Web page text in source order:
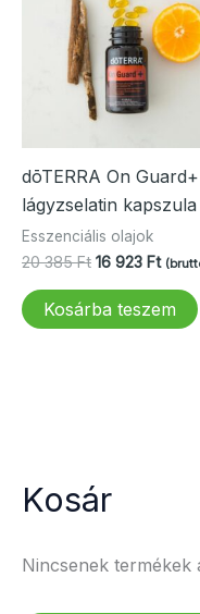
dōTERRA On Guard+
lágyzselatin kapszula
Esszenciális olajok
20 385Ft Original
was:
20
16 923 Ft
16
Kosárba teszem
Kosár
Nincsenek termékek